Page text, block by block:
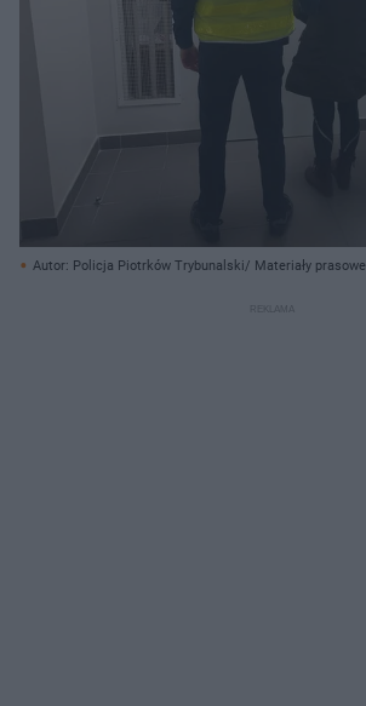
Autor: Policja Piotrków Trybunalski/ Materiały prasowe